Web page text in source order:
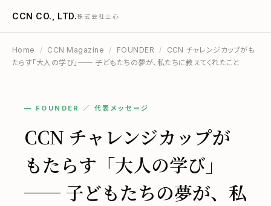
CCN CO., LTD.株式会社士心
Home / CCN Magazine / FOUNDER /
CCN チャレンジカップがも
たらす「大人の学び」── 子どもたちの夢が、私たちに教えてくれたこと
— FOUNDER ／ 代表メッセージ
CCN チャレンジカップが
もたらす「大人の学び」
── 子どもたちの夢が、私